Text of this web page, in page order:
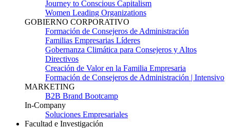
Journey to Conscious Capitalism
Women Leading Organizations
GOBIERNO CORPORATIVO
Formación de Consejeros de Administración
Familias Empresarias Líderes
Gobernanza Climática para Consejeros y Altos
Directivos
Creación de Valor en la Familia Empresaria
Formación de Consejeros de Administración | Intensivo
MARKETING
B2B Brand Bootcamp
In-Company
Soluciones Empresariales
Facultad e Investigación